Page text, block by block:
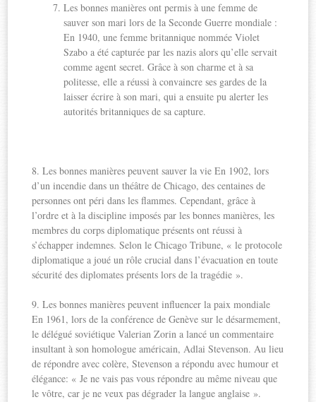
Les bonnes manières ont permis à une femme de
sauver son mari lors de la Seconde Guerre mondiale :
En 1940, une femme britannique nommée Violet
Szabo a été capturée par les nazis alors qu’elle servait
comme agent secret. Grâce à son charme et à sa
politesse, elle a réussi à convaincre ses gardes de la
laisser écrire à son mari, qui a ensuite pu alerter les
autorités britanniques de sa capture.
8. Les bonnes manières peuvent sauver la vie En 1902, lors
d’un incendie dans un théâtre de Chicago, des centaines de
personnes ont péri dans les flammes. Cependant, grâce à
l’ordre et à la discipline imposés par les bonnes manières, les
membres du corps diplomatique présents ont réussi à
s’échapper indemnes. Selon le Chicago Tribune, « le protocole
diplomatique a joué un rôle crucial dans l’évacuation en toute
sécurité des diplomates présents lors de la tragédie ».
9. Les bonnes manières peuvent influencer la paix mondiale
En 1961, lors de la conférence de Genève sur le désarmement,
le délégué soviétique Valerian Zorin a lancé un commentaire
insultant à son homologue américain, Adlai Stevenson. Au lieu
de répondre avec colère, Stevenson a répondu avec humour et
élégance: « Je ne vais pas vous répondre au même niveau que
le vôtre, car je ne veux pas dégrader la langue anglaise ».